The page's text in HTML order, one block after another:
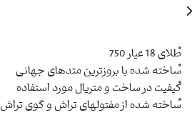
طلای 18 عیار 750
ساخته شده با بروزترین متدهای جهانی
کیفیت در ساخت و متریال مورد استفاده
ساخته شده از مفتولهای تراش و گوی تراش